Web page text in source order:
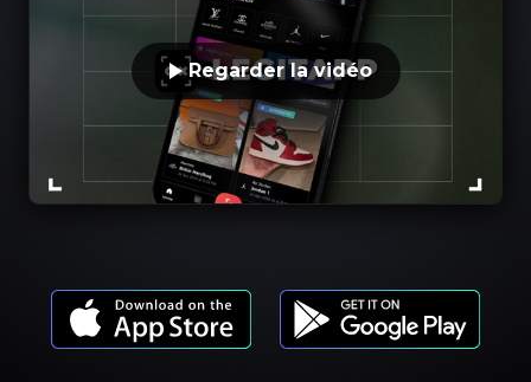
Regarder la vidéo